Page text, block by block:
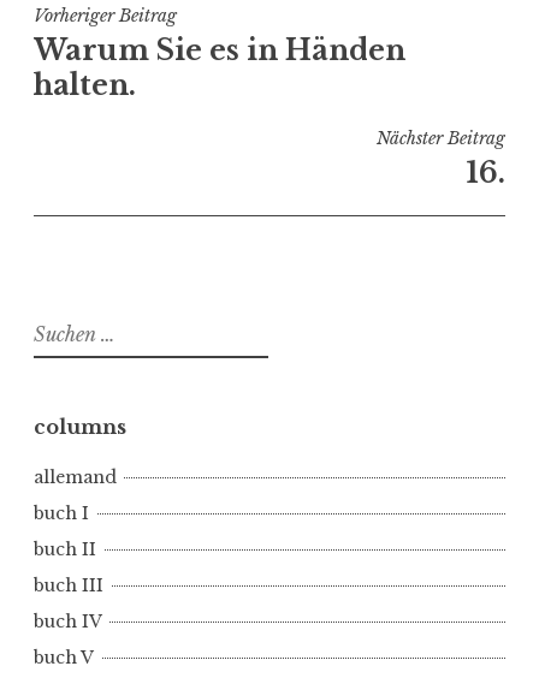
ö
f
f
e
i
i
n
h
I
Beitragsnavigation
Vorheriger Beitrag
Warum Sie es in Händen
halten.
Nächster Beitrag
16.
Suchen
nach:
columns
allemand
buch I
buch II
buch III
buch IV
buch V